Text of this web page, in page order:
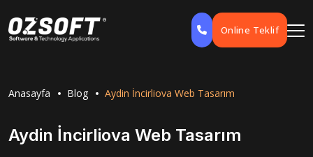
Online Teklif
Anasayfa Blog Aydin İncirliova Web Tasarım
Aydin İncirliova Web Tasarım